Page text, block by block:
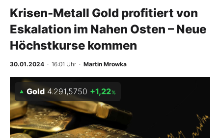
Anlageprodukte
Finanz-Check
BO-Musterdepots
Experten
Mein B:O
Krisen-Metall Gold profitiert von
Eskalation im Nahen Osten – Neue
Höchstkurse kommen
30.01.2024 · 16:01 Uhr · Martin Mrowka
Gold 4.291,5750 +1,22%